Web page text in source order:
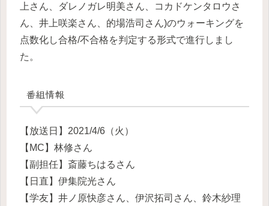
上さん、ダレノガレ明美さん、コカドケンタロウさ
ん、井上咲楽さん、的場浩司さん)のウォーキングを
点数化し合格/不合格を判定する形式で進行しまし
た。
番組情報
【放送日】2021/4/6（火）
【MC】林修さん
【副担任】斎藤ちはるさん
【日直】伊集院光さん
【学友】井ノ原快彦さん、伊沢拓司さん、鈴木紗理